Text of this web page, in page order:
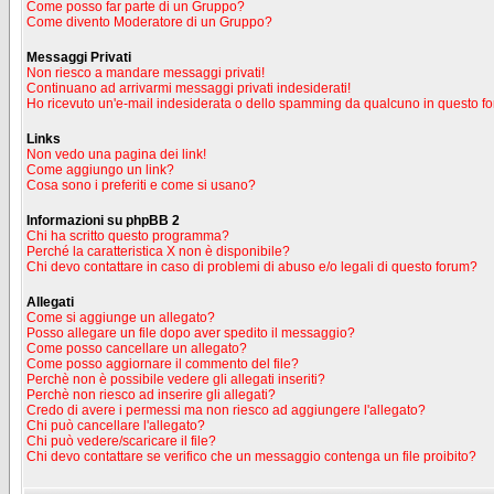
Come posso far parte di un Gruppo?
Come divento Moderatore di un Gruppo?
Messaggi Privati
Non riesco a mandare messaggi privati!
Continuano ad arrivarmi messaggi privati indesiderati!
Ho ricevuto un'e-mail indesiderata o dello spamming da qualcuno in questo
Links
Non vedo una pagina dei link!
Come aggiungo un link?
Cosa sono i preferiti e come si usano?
Informazioni su phpBB 2
Chi ha scritto questo programma?
Perché la caratteristica X non è disponibile?
Chi devo contattare in caso di problemi di abuso e/o legali di questo forum?
Allegati
Come si aggiunge un allegato?
Posso allegare un file dopo aver spedito il messaggio?
Come posso cancellare un allegato?
Come posso aggiornare il commento del file?
Perchè non è possibile vedere gli allegati inseriti?
Perchè non riesco ad inserire gli allegati?
Credo di avere i permessi ma non riesco ad aggiungere l'allegato?
Chi può cancellare l'allegato?
Chi può vedere/scaricare il file?
Chi devo contattare se verifico che un messaggio contenga un file proibito?